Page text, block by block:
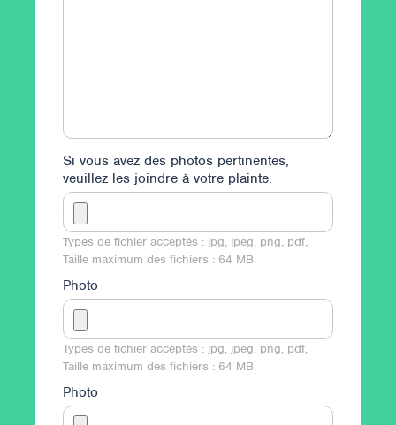
Si vous avez des photos pertinentes,
veuillez les joindre à votre plainte.
Types de fichier acceptés : jpg, jpeg, png, pdf,
Taille maximum des fichiers : 64 MB.
Photo
Types de fichier acceptés : jpg, jpeg, png, pdf,
Taille maximum des fichiers : 64 MB.
Photo